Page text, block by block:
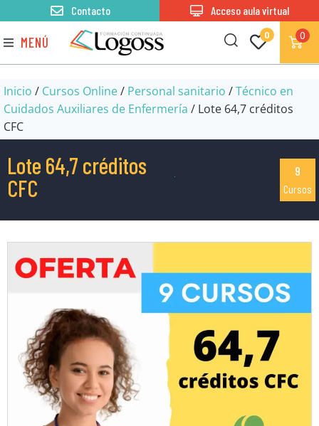
MENÚ 0 0
Contacto Acceso aula virtual
Inicio / Cursos Online/ Personal sanitario /Técnico en
Cuidados Auxiliares de Enfermería / Lote 64,7 créditos
CFC
Lote 64,7 créditos
CFC
9
Cursos